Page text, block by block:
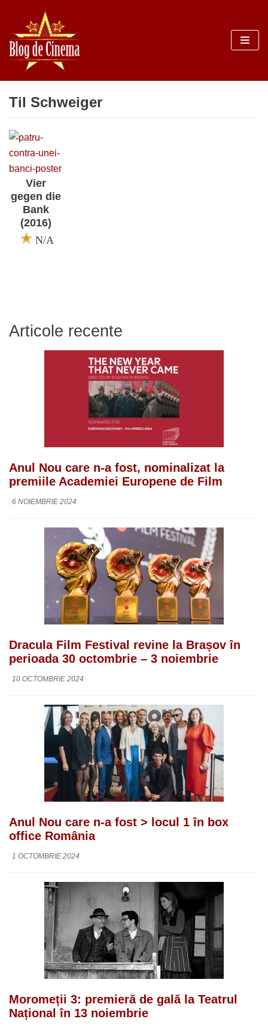
Sari
la
conținut
Til Schweiger
Vier
gegen die
Bank
(2016)
N/A
Articole recente
Anul Nou care n-a fost, nominalizat la
premiile Academiei Europene de Film
6 NOIEMBRIE 2024
Dracula Film Festival revine la Brașov în
perioada 30 octombrie – 3 noiembrie
10 OCTOMBRIE 2024
Anul Nou care n-a fost > locul 1 în box
office România
1 OCTOMBRIE 2024
Moromeții 3: premieră de gală la Teatrul
Național în 13 noiembrie